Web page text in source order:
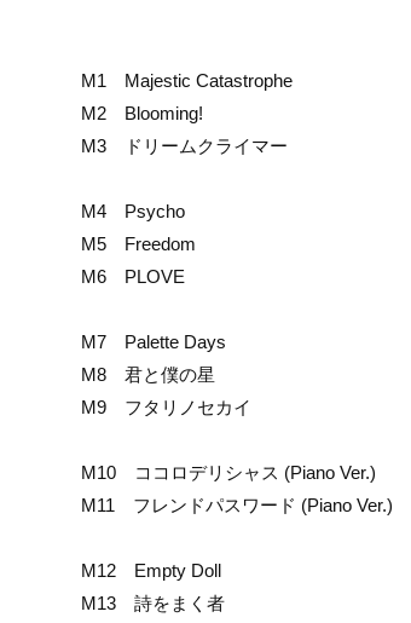
M1 Majestic Catastrophe
M2 Blooming!
M3 ドリームクライマー
M4 Psycho
M5 Freedom
M6 PLOVE
M7 Palette Days
M8 君と僕の星
M9 フタリノセカイ
M10 ココロデリシャス (Piano Ver.)
M11 フレンドパスワード (Piano Ver.)
M12 Empty Doll
M13 詩をまく者